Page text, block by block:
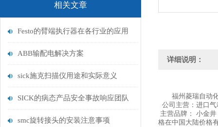
相关文章
Festo的臂端执行器在各行业的应用
ABB输配电解决方案
sick施克扫描仪用途和实际意义
SICK的病态产品安全事故响应团队
smc旋转接头的安装注意事项
详细说明：
福州菱瑞自动化
公司主营：进口
主营品牌： 小金
格在中国大陆价格